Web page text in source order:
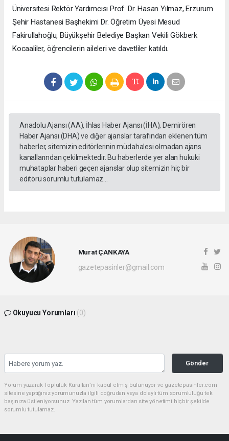
Üniversitesi Rektör Yardımcısı Prof. Dr. Hasan Yılmaz, Erzurum
Şehir Hastanesi Başhekimi Dr. Öğretim Üyesi Mesud
Fakirullahoğlu, Büyükşehir Belediye Başkan Vekili Gökberk
Kocaaliler, öğrencilerin aileleri ve davetliler katıldı.
Anadolu Ajansı (AA), İhlas Haber Ajansı (İHA), Demirören
Haber Ajansı (DHA) ve diğer ajanslar tarafından eklenen tüm
haberler, sitemizin editörlerinin müdahalesi olmadan ajans
kanallarından çekilmektedir. Bu haberlerde yer alan hukuki
muhataplar haberi geçen ajanslar olup sitemizin hiç bir
editörü sorumlu tutulamaz...
Murat ÇANKAYA
gazetepasinler@gmail.com
Okuyucu Yorumları (0)
Gönder
Yorum yazarak Topluluk Kuralları’nı kabul etmiş bulunuyor ve gazetepasinler.com
sitesine yaptığınız yorumunuzla ilgili doğrudan veya dolaylı tüm sorumluluğu tek
başınıza üstleniyorsunuz. Yazılan tüm yorumlardan site yönetimi hiçbir şekilde
sorumlu tutulamaz.